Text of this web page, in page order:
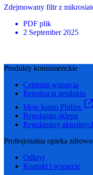
Zdejmowany filtr z
PDF plik
2 September 2025
Produkty konsumenckie
Centrum wsparcia
Rejestracja produktu
Moje konto Philips
Regulamin sklepu
Regulaminy
Profesjonalna opieka
Odkryj
Kontakt i wsparcie